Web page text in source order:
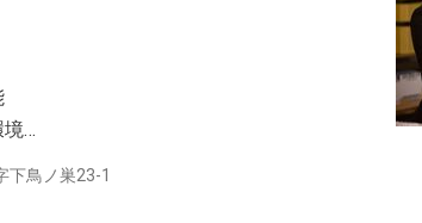
の頑張りを正当に評価します。移住サ
ジの変化にも柔軟に対応できる福利厚
る職場です。
境
下鳥ノ巣23-1